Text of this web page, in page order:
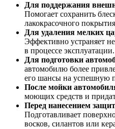
Для поддержания
Помогает сохранить
лакокрасочного
Для удаления мелких
Эффективно устраняет
в процессе эксплуатации.
Для подготовки
автомобилю более
его шансы на успешную
После мойки
моющих средств и
Перед нанесением
Подготавливает
восков, силантов или